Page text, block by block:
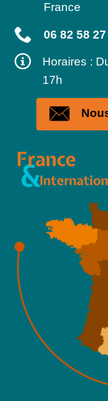
France
06 82 58 27
Horaires :
17h